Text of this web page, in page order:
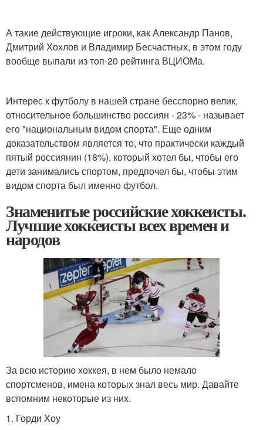
А такие действующие игроки, как Александр Панов,
Дмитрий Хохлов и Владимир Бесчастных, в этом году
вообще выпали из топ-20 рейтинга ВЦИОМа.
Интерес к футболу в нашей стране бесспорно велик,
относительное большинство россиян - 23% - называет
его "национальным видом спорта". Еще одним
доказательством является то, что практически каждый
пятый россиянин (18%), который хотел бы, чтобы его
дети занимались спортом, предпочел бы, чтобы этим
видом спорта был именно футбол.
Знаменитые российские хоккеисты.
Лучшие хоккеисты всех времен и
народов
За всю историю хоккея, в нем было немало
спортсменов, имена которых знал весь мир. Давайте
вспомним некоторые из них.
1. Горди Хоу